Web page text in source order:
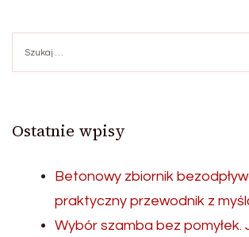
wpisów
Ostatnie wpisy
Betonowy zbiornik
praktyczny przewodnik z
Wybór szamba bez pomyłek.